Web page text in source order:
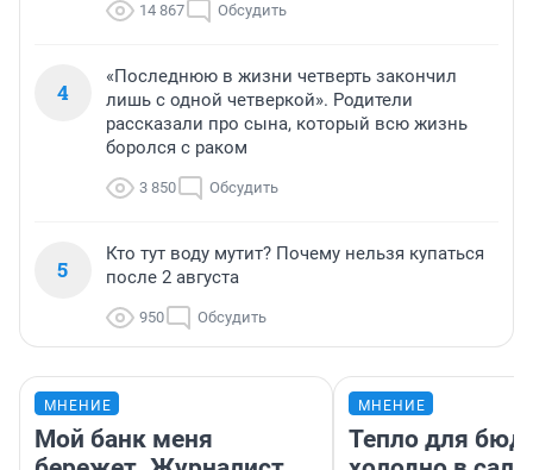
14 867 Обсудить
4
«Последнюю в жизни четверть закончил
лишь с одной четверкой». Родители
рассказали про сына, который всю жизнь
боролся с раком
3 850 Обсудить
5
Кто тут воду мутит? Почему нельзя купаться
после 2 августа
950 Обсудить
МНЕНИЕ
Мой банк меня
МНЕНИЕ
Тепло для